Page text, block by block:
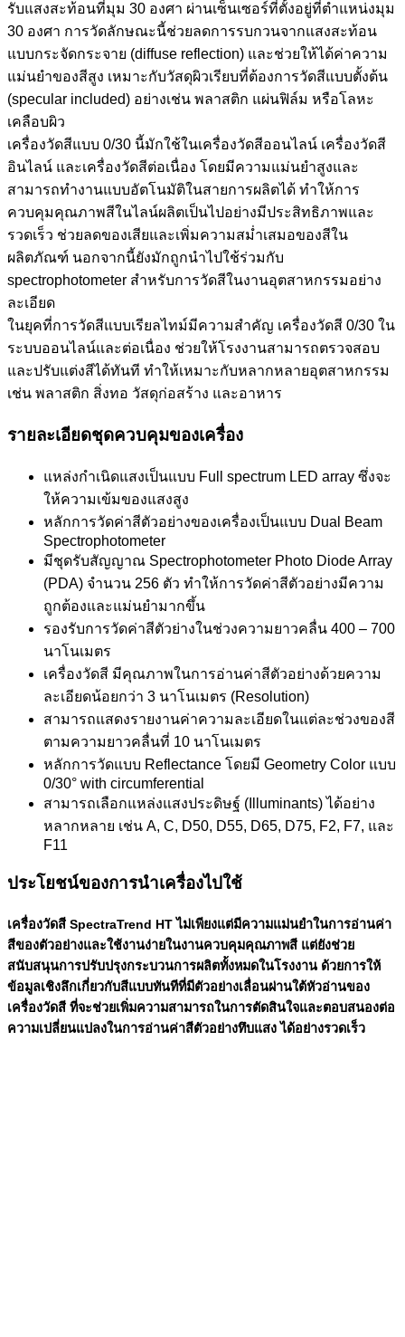
รับแสงสะท้อนที่มุม 30 องศา ผ่านเซ็นเซอร์ที่ตั้งอยู่ที่ตำแหน่งมุม
30 องศา การวัดลักษณะนี้ช่วยลดการรบกวนจากแสงสะท้อน
แบบกระจัดกระจาย (diffuse reflection) และช่วยให้ได้ค่าความ
แม่นยำของสีสูง เหมาะกับวัสดุผิวเรียบที่ต้องการวัดสีแบบตั้งต้น
(specular included) อย่างเช่น พลาสติก แผ่นฟิล์ม หรือโลหะ
เคลือบผิว
เครื่องวัดสีแบบ 0/30 นี้มักใช้ในเครื่องวัดสีออนไลน์ เครื่องวัดสี
อินไลน์ และเครื่องวัดสีต่อเนื่อง โดยมีความแม่นยำสูงและ
สามารถทำงานแบบอัตโนมัติในสายการผลิตได้ ทำให้การ
ควบคุมคุณภาพสีในไลน์ผลิตเป็นไปอย่างมีประสิทธิภาพและ
รวดเร็ว ช่วยลดของเสียและเพิ่มความสม่ำเสมอของสีใน
ผลิตภัณฑ์ นอกจากนี้ยังมักถูกนำไปใช้ร่วมกับ
spectrophotometer สำหรับการวัดสีในงานอุตสาหกรรมอย่าง
ละเอียด
ในยุคที่การวัดสีแบบเรียลไทม์มีความสำคัญ เครื่องวัดสี 0/30 ใน
ระบบออนไลน์และต่อเนื่อง ช่วยให้โรงงานสามารถตรวจสอบ
และปรับแต่งสีได้ทันที ทำให้เหมาะกับหลากหลายอุตสาหกรรม
เช่น พลาสติก สิ่งทอ วัสดุก่อสร้าง และอาหาร
รายละเอียดชุดควบคุมของเครื่อง
แหล่งกำเนิดแสงเป็นแบบ Full spectrum LED array ซึ่งจะ
ให้ความเข้มของแสงสูง
หลักการวัดค่าสีตัวอย่างของเครื่องเป็นแบบ Dual Beam
Spectrophotometer
มีชุดรับสัญญาณ Spectrophotometer Photo Diode Array
(PDA) จำนวน 256 ตัว ทำให้การวัดค่าสีตัวอย่างมีความ
ถูกต้องและแม่นยำมากขึ้น
รองรับการวัดค่าสีตัวย่างในช่วงความยาวคลื่น 400 – 700
นาโนเมตร
เครื่องวัดสี มีคุณภาพในการอ่านค่าสีตัวอย่างด้วยความ
ละเอียดน้อยกว่า 3 นาโนเมตร (Resolution)
สามารถแสดงรายงานค่าความละเอียดในแต่ละช่วงของสี
ตามความยาวคลื่นที่ 10 นาโนเมตร
หลักการวัดแบบ Reflectance โดยมี Geometry Color แบบ
0/30° with circumferential
สามารถเลือกแหล่งแสงประดิษฐ์ (Illuminants) ได้อย่าง
หลากหลาย เช่น A, C, D50, D55, D65, D75, F2, F7, และ
F11
ประโยชน์ของการนำเครื่องไปใช้
เครื่องวัดสี SpectraTrend HT ไม่เพียงแต่มีความแม่นยำในการอ่านค่า
สีของตัวอย่างและใช้งานง่ายในงานควบคุมคุณภาพสี แต่ยังช่วย
สนับสนุนการปรับปรุงกระบวนการผลิตทั้งหมดในโรงงาน ด้วยการให้
ข้อมูลเชิงลึกเกี่ยวกับสีแบบทันทีที่มีตัวอย่างเลื่อนผ่านใต้หัวอ่านของ
เครื่องวัดสี ที่จะช่วยเพิ่มความสามารถในการตัดสินใจและตอบสนองต่อ
ความเปลี่ยนแปลงในการอ่านค่าสีตัวอย่างทึบแสง ได้อย่างรวดเร็ว